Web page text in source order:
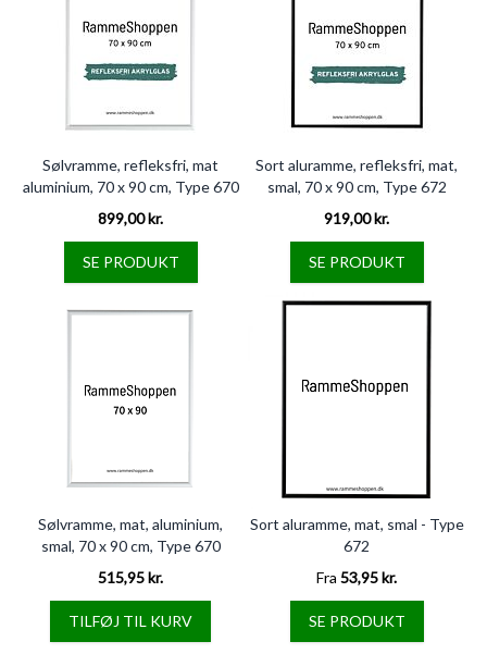
Sølvramme, refleksfri, mat
aluminium, 70 x 90 cm, Type 670
899,00 kr.
SE PRODUKT
Sort aluramme, refleksfri, mat,
smal, 70 x 90 cm, Type 672
919,00 kr.
SE PRODUKT
Sølvramme, mat, aluminium,
smal, 70 x 90 cm, Type 670
515,95 kr.
TILFØJ TIL KURV
Sort aluramme, mat, smal - Type
672
Fra 53,95 kr.
SE PRODUKT